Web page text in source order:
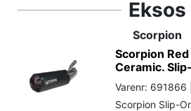
Eksos
Scorpion
Scorpion
Ceramic.
Varenr: 691866
Scorpion Slip-